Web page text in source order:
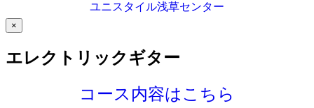
ユニスタイル浅草センター
×
エレクトリックギター
コース内容はこちら